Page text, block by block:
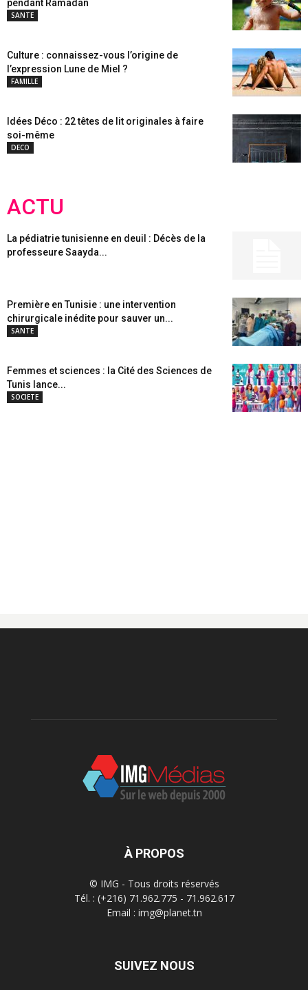
pendant Ramadan
SANTE
Culture : connaissez-vous l’origine de
l’expression Lune de Miel ?
FAMILLE
Idées Déco : 22 têtes de lit originales à faire
soi-même
DECO
ACTU
La pédiatrie tunisienne en deuil : Décès de la
professeure Saayda...
Première en Tunisie : une intervention
chirurgicale inédite pour sauver un...
SANTE
Femmes et sciences : la Cité des Sciences de
Tunis lance...
SOCIETE
À PROPOS
© IMG - Tous droits réservés
Tél. : (+216) 71.962.775 - 71.962.617
Email : img@planet.tn
SUIVEZ NOUS